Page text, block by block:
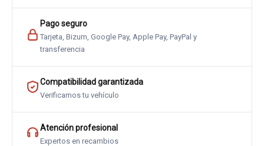
Pago seguro
Tarjeta, Bizum, Google Pay, Apple Pay, PayPal y
transferencia
Compatibilidad garantizada
Verificamos tu vehículo
Atención profesional
Expertos en recambios